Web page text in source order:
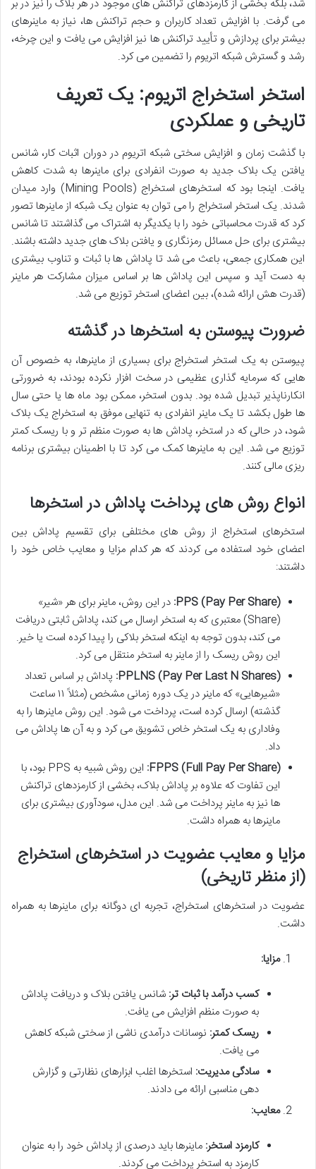
شد، بلکه بخشی از کارمزدهای تراکنش های موجود در هر بلاک را نیز در بر
می گرفت. با افزایش تعداد کاربران و حجم تراکنش ها، نیاز به ماینرهای
بیشتر برای پردازش و تأیید تراکنش ها نیز افزایش می یافت و این چرخه،
رشد و گسترش شبکه اتریوم را تضمین می کرد.
استخر استخراج اتریوم: یک تعریف
تاریخی و عملکردی
با گذشت زمان و افزایش سختی شبکه اتریوم در دوران اثبات کار، شانس
یافتن یک بلاک جدید به صورت انفرادی برای ماینرها به شدت کاهش
یافت. اینجا بود که استخرهای استخراج (Mining Pools) وارد میدان
شدند. یک استخر استخراج را می توان به عنوان یک شبکه از ماینرها تصور
کرد که قدرت محاسباتی خود را با یکدیگر به اشتراک می گذاشتند تا شانس
بیشتری برای حل مسائل رمزنگاری و یافتن بلاک های جدید داشته باشند.
این همکاری جمعی، باعث می شد تا پاداش ها با ثبات و تناوب بیشتری
به دست آید و سپس این پاداش ها بر اساس میزان مشارکت هر ماینر
(قدرت هش ارائه شده)، بین اعضای استخر توزیع می شد.
ضرورت پیوستن به استخرها در گذشته
پیوستن به یک استخر استخراج برای بسیاری از ماینرها، به خصوص آن
هایی که سرمایه گذاری عظیمی در سخت افزار نکرده بودند، به ضرورتی
انکارناپذیر تبدیل شده بود. بدون استخر، ممکن بود ماه ها یا حتی سال
ها طول بکشد تا یک ماینر انفرادی به تنهایی موفق به استخراج یک بلاک
شود، در حالی که در استخر، پاداش ها به صورت منظم تر و با ریسک کمتر
توزیع می شد. این به ماینرها کمک می کرد تا با اطمینان بیشتری برنامه
ریزی مالی کنند.
انواع روش های پرداخت پاداش در استخرها
استخرهای استخراج از روش های مختلفی برای تقسیم پاداش بین
اعضای خود استفاده می کردند که هر کدام مزایا و معایب خاص خود را
داشتند:
PPS (Pay Per Share): در این روش، ماینر برای هر «شیر»
(Share) معتبری که به استخر ارسال می کند، پاداش ثابتی دریافت
می کند، بدون توجه به اینکه استخر بلاکی را پیدا کرده است یا خیر.
این روش ریسک را از ماینر به استخر منتقل می کرد.
PPLNS (Pay Per Last N Shares): پاداش بر اساس تعداد
«شیرهایی» که ماینر در یک دوره زمانی مشخص (مثلاً ۱۱ ساعت
گذشته) ارسال کرده است، پرداخت می شود. این روش ماینرها را به
وفاداری به یک استخر خاص تشویق می کرد و به آن ها پاداش می
داد.
FPPS (Full Pay Per Share):
این روش شبیه به PPS بود، با
این تفاوت که علاوه بر پاداش بلاک، بخشی از کارمزدهای تراکنش
ها نیز به ماینر پرداخت می شد. این مدل، سودآوری بیشتری برای
ماینرها به همراه داشت.
مزایا و معایب عضویت در استخرهای استخراج
(از منظر تاریخی)
عضویت در استخرهای استخراج، تجربه ای دوگانه برای ماینرها به همراه
داشت.
مزایا:
کسب درآمد با ثبات تر: شانس یافتن بلاک و دریافت پاداش
به صورت منظم افزایش می یافت.
ریسک کمتر: نوسانات درآمدی ناشی از سختی شبکه کاهش
می یافت.
سادگی مدیریت: استخرها اغلب ابزارهای نظارتی و گزارش
دهی مناسبی ارائه می دادند.
معایب:
کارمزد استخر: ماینرها باید درصدی از پاداش خود را به عنوان
کارمزد به استخر پرداخت می کردند.